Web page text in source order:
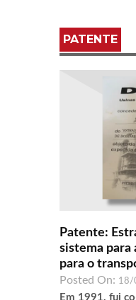
PATENTE
Patente:
sistema para
para o
Posted On: 18/
Em 1991, fui